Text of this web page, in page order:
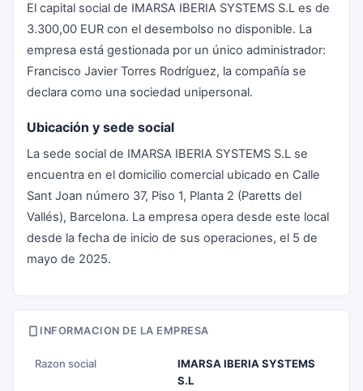
El capital social de IMARSA IBERIA SYSTEMS S.L es de
3.300,00 EUR con el desembolso no disponible. La
empresa está gestionada por un único administrador:
Francisco Javier Torres Rodríguez, la compañía se
declara como una sociedad unipersonal.
Ubicación y sede social
La sede social de IMARSA IBERIA SYSTEMS S.L se
encuentra en el domicilio comercial ubicado en Calle
Sant Joan número 37, Piso 1, Planta 2 (Paretts del
Vallés), Barcelona. La empresa opera desde este local
desde la fecha de inicio de sus operaciones, el 5 de
mayo de 2025.
INFORMACION DE LA EMPRESA
Razon social
IMARSA IBERIA SYSTEMS
S.L